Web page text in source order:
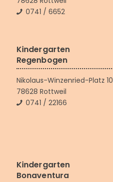
0741 / 6652
Kindergarten
Regenbogen
Nikolaus-Winzenried-Platz 10
78628 Rottweil
0741 / 22166
Kindergarten
Bonaventura